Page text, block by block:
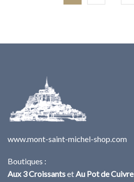
www.mont-saint-michel-shop.com
Boutiques :
Aux 3 CroissantsetAu Pot de Cuivre